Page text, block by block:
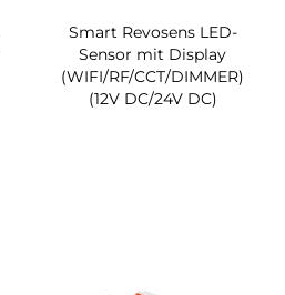
Smart Revosens LED-
Sensor mit Display
(WIFI/RF/CCT/DIMMER)
(12V DC/24V DC)